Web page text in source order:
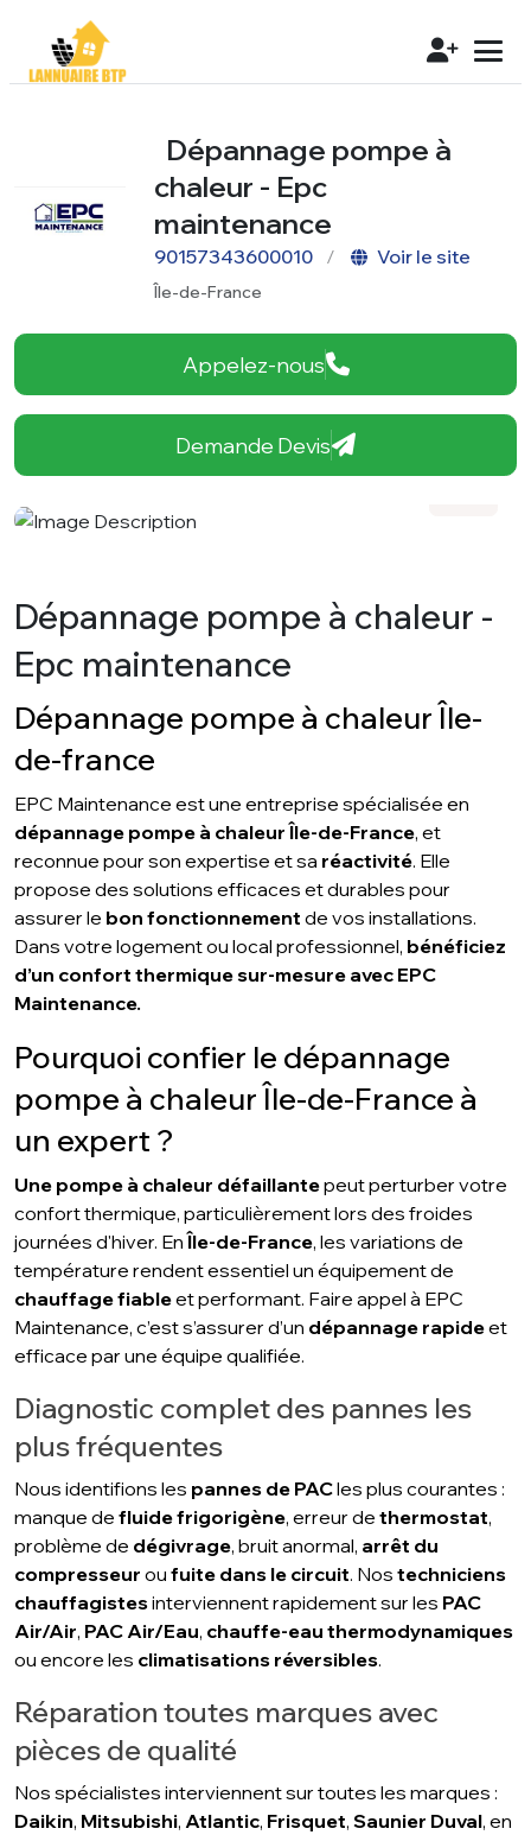
Dépannage pompe à
chaleur - Epc
maintenance
90157343600010 Voir le site
Île-de-France
Appelez-nous
Demande Devis
Dépannage pompe à chaleur -
Epc maintenance
Dépannage pompe à chaleur Île-
de-france
EPC Maintenance est une entreprise spécialisée en
dépannage pompe à chaleur Île-de-France, et
reconnue pour son expertise et sa réactivité. Elle
propose des solutions efficaces et durables pour
assurer le bon fonctionnement de vos installations.
Dans votre logement ou local professionnel, bénéficiez
d’un confort thermique sur-mesure avec EPC
Maintenance.
Pourquoi confier le dépannage
pompe à chaleur Île-de-France à
un expert ?
Une pompe à chaleur défaillantepeut perturber votre
confort thermique, particulièrement lors des froides
journées d'hiver. EnÎle-de-France, les variations de
température rendent essentiel un équipement de
chauffage fiableet performant. Faire appel à EPC
Maintenance, c’est s’assurer d’un dépannage rapideet
efficace par une équipe qualifiée.
Diagnostic complet des pannes les
plus fréquentes
Nous identifions les pannes de PACles plus courantes :
manque de fluide frigorigène, erreur de thermostat,
problème de dégivrage, bruit anormal, arrêt du
compresseur ou fuite dans le circuit. Nos techniciens
chauffagistesinterviennent rapidement sur les PAC
Air/Air, PAC Air/Eau, chauffe-eau thermodynamiques
ou encore les climatisations réversibles.
Réparation toutes marques avec
pièces de qualité
Nos spécialistes interviennent sur toutes les marques :
Daikin, Mitsubishi, Atlantic, Frisquet, Saunier Duval, en